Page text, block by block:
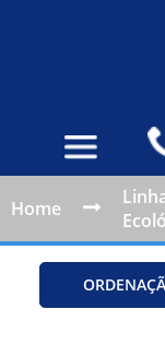
Home